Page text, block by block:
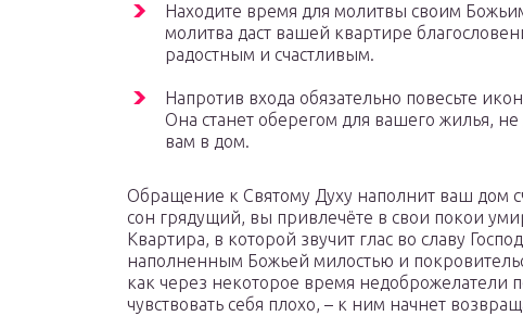
Находите время для молитвы своим
молитва даст вашей квартире
радостным и счастливым.
Напротив входа обязательно повесьте
Она станет оберегом для вашего жилья,
вам в дом.
Обращение к Святому Духу наполнит ваш дом
сон грядущий, вы привлечёте в свои покои
Квартира, в которой звучит глас во славу
наполненным Божьей милостью и
как через некоторое время недоброжелатели
чувствовать себя плохо, – к ним начнет